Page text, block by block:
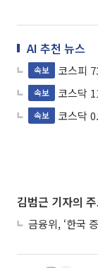
AI 추천 뉴스
속보 코스피
속보 코스닥
속보 코스닥
김범근 기자의